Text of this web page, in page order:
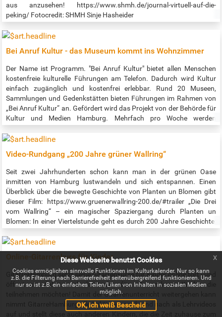
aus anzusehen! https://www.shmh.de/journal-virtuell-auf-die-
peking/ Fotocredit: SHMH Sinje Hasheider
Bei Anruf Kultur - das Museum kommt ins Wohnzimmer
Der Name ist Programm. "Bei Anruf Kultur" bietet allen Menschen
kostenfreie kulturelle Führungen am Telefon. Dadurch wird Kultur
einfach zugänglich und kostenfrei erlebbar. Rund 20 Museen,
Sammlungen und Gedenkstätten bieten Führungen im Rahmen von
„Bei Anruf Kultur“ an. Gefördert wird das Projekt von der Behörde für
Kultur und Medien Hamburg. Mehrfach pro Woche werden
abwechslungsreichen Programm gibt es unter:
Programms: https://www.bsvh.org/termine.html?
tags%5B%5D=kultur , als Ansage unter Telefon (040) 209 404 66.
Eine Anmeldung ist bis einen Tag vor der Führung bei Melanie Wölwer
vom BSVH per Mail an buchung@beianrufkultur.de oder Telefon
(040) 209 404 29 nötig.
Video-Rundgang „200 Jahre grüner Wallring“
Seit zwei Jahrhunderten schon kann man in der grünen Oase
inmitten von Hamburg lustwandeln und sich entspannen. Einen
Überblick über die bewegte Geschichte von Planten un Blomen gibt
dieser Film: https://www.gruenerwallring-200.de/#trailer „Die Drei
vom Wallring“ – ein magischer Spaziergang durch Planten un
Blomen: In einer Viertelstunde geht es durch 200 Jahre Geschichte:
dem Bremer „Kunstgärtner“ Isaak Albert Altmann (1777-1837), dem
Festungsbauer Johan van Valckenburgh (1575-1625) und Käpt’n
Blume, dem Maskottchen der IGA 1973. Sehr empfehlenswert ist
auch der zugehörige Podcast: https://www.gruenerwallring-
200.de/#podcast Jeden Monat gibt es eine neue Folge!
Online-Gitarrenkurs für Kinder
GitarreHamburg setzt seine Gitarrenkurse für Kinder online fort - und
öffnet sie dabei auch kostenlos für alle anderen Kinder, die
teilnehmen möchten! Damit der Gitarrenunterricht weitergehen kann
nimmt GitarreHamburg alle Lektionen nach und nach als Lehrvideos
Diese Webseite benutzt Cookies
Cookies ermöglichen sinnvolle Funktionen im Kulturkalender. Nur so kann
z.B. die Filterung nach Barrierefreiheit seitenübergreifend funktionieren. Und
nur so ist z.B. ein einfaches Teilen/Liken von Inhalten in sozialen Medien
möglich.
OK, ich weiß Bescheid
x